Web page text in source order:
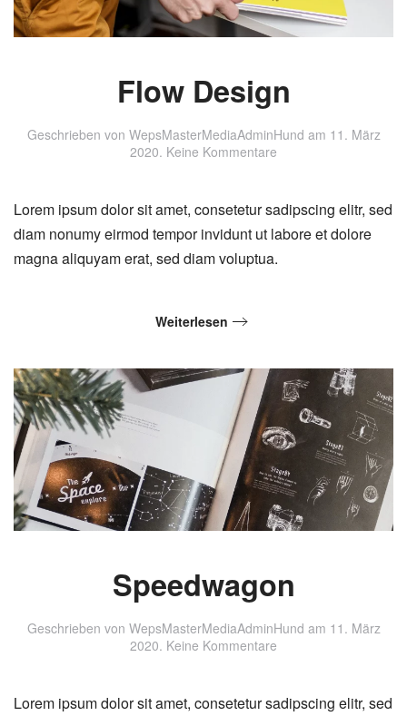
Flow Design
Geschrieben von WepsMasterMediaAdminHund am 11. März
2020. Keine Kommentare
Lorem ipsum dolor sit amet, consetetur sadipscing elitr, sed
diam nonumy eirmod tempor invidunt ut labore et dolore
magna aliquyam erat, sed diam voluptua.
Weiterlesen
Speedwagon
Geschrieben von WepsMasterMediaAdminHund am 11. März
2020. Keine Kommentare
Lorem ipsum dolor sit amet, consetetur sadipscing elitr, sed